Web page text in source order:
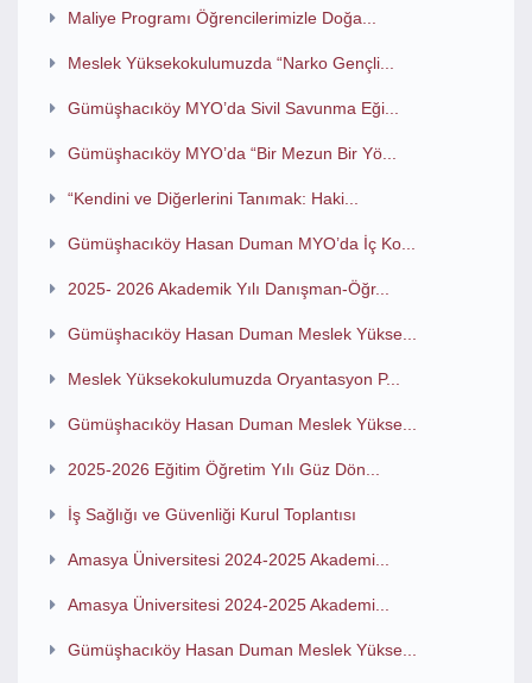
Maliye Programı Öğrencilerimizle Doğa...
Meslek Yüksekokulumuzda “Narko Gençli...
Gümüşhacıköy MYO’da Sivil Savunma Eği...
Gümüşhacıköy MYO’da “Bir Mezun Bir Yö...
“Kendini ve Diğerlerini Tanımak: Haki...
Gümüşhacıköy Hasan Duman MYO’da İç Ko...
2025- 2026 Akademik Yılı Danışman-Öğr...
Gümüşhacıköy Hasan Duman Meslek Yükse...
Meslek Yüksekokulumuzda Oryantasyon P...
Gümüşhacıköy Hasan Duman Meslek Yükse...
2025-2026 Eğitim Öğretim Yılı Güz Dön...
İş Sağlığı ve Güvenliği Kurul Toplantısı
Amasya Üniversitesi 2024-2025 Akademi...
Amasya Üniversitesi 2024-2025 Akademi...
Gümüşhacıköy Hasan Duman Meslek Yükse...